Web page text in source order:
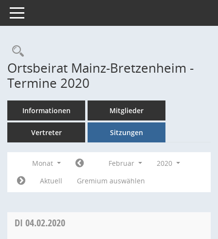
Toggle navigation
Rechercheauswahl
Ortsbeirat Mainz-Bretzenheim -
Termine 2020
Informationen Mitglieder
Vertreter Sitzungen
Monat Februar
2020
Aktuell
Gremium auswählen
DI 04.02.2020